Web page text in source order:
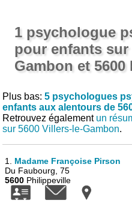
1 psychologue
pour enfants sur
Gambon et
Plus bas:5 psychologues
enfants aux alentours de
Retrouvez également un
sur 5600 Villers-le-Gambon.
1. Madame Françoise Pirson
Du Faubourg, 75
5600 Philippeville